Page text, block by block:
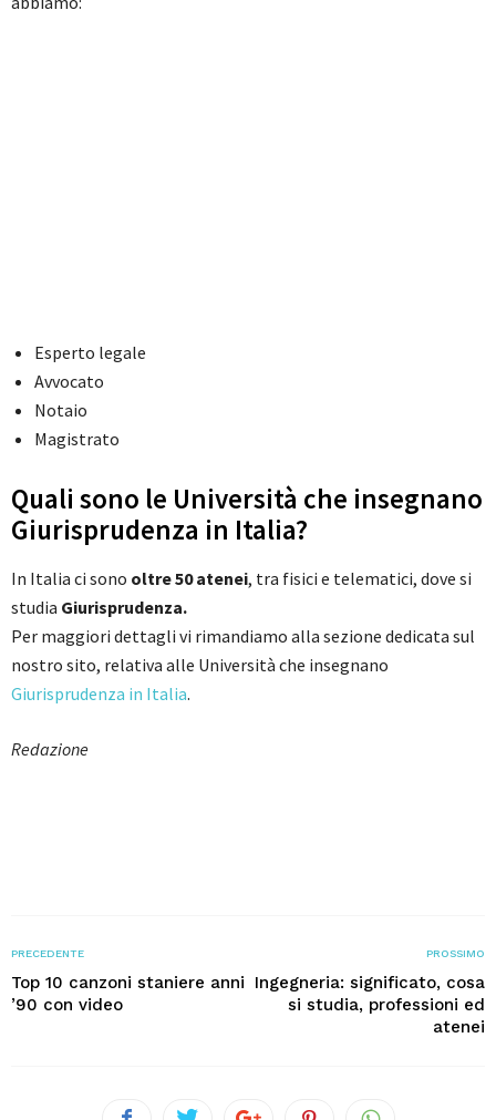
Esperto legale
Avvocato
Notaio
Magistrato
Quali sono le Università che insegnano
Giurisprudenza in Italia?
In Italia ci sono oltre 50 atenei, tra fisici e telematici, dove si
studia Giurisprudenza.
Per maggiori dettagli vi rimandiamo alla sezione dedicata sul
nostro sito, relativa alle Università che insegnano
Giurisprudenza in Italia.
Redazione
PRECEDENTE
Top 10 canzoni staniere anni
’90 con video
PROSSIMO
Ingegneria: significato, cosa
si studia, professioni ed
atenei